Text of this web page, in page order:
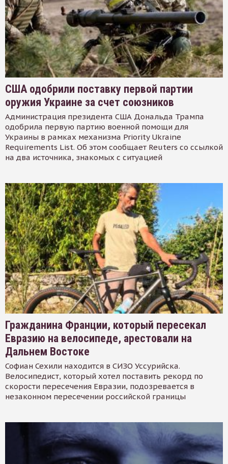
США одобрили поставку первой партии
оружия Украине за счет союзников
Администрация президента США Дональда Трампа
одобрила первую партию военной помощи для
Украины в рамках механизма Priority Ukraine
Requirements List. Об этом сообщает Reuters со ссылкой
на два источника, знакомых с ситуацией
Гражданина Франции, который пересекал
Евразию на велосипеде, арестовали на
Дальнем Востоке
Софиан Сехили находится в СИЗО Уссурийска.
Велосипедист, который хотел поставить рекорд по
скорости пересечения Евразии, подозревается в
незаконном пересечении российской границы